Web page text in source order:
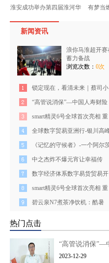
淮安成功举办第四届淮河华 有梦当
新闻资讯
浪你马淮超开
蓄力备战
浏览次数： 0次
锁定现在，看清未来｜蔡司小
瞳堡镜片正式上
“高管说消保”—中国人寿财险
青岛市分 公
smart精灵6号全球首次亮相 重
塑豪华掀背轿
全球数字贸易亚洲行-银川高
论坛暨数贸兴
《记忆的守候者》-一个阿尔
海默患者的无
中之杰炸不爆元宵让幸福传
递，三招演绎经典
数字经济体系数字易货贸易开
盘交易在重庆隆
smart精灵6号全球首次亮相 重
塑豪华掀背轿
碧云泉N7煮茶净饮机：酷暑
热门点击
“高管说消保”—
2023-12-29